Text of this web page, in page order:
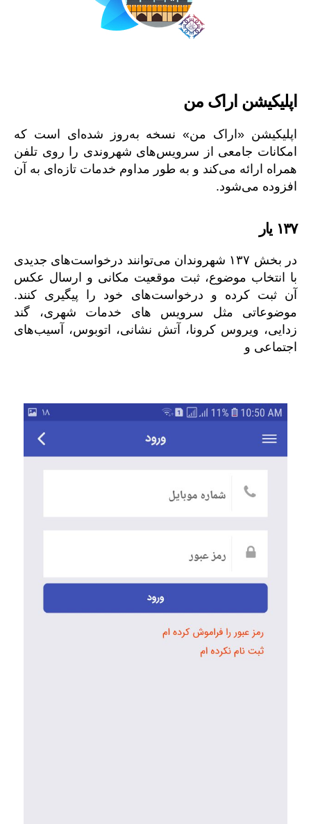
اپلیکیشن اراک من
اپلیکیشن «اراک من» نسخه به‌روز شده‌ای است که
امکانات جامعی از سرویس‌های شهروندی را روی تلفن
همراه ارائه می‌کند و به طور مداوم خدمات تازه‌ای به آن
افزوده می‌شود.
۱۳۷ یار
در بخش ۱۳۷ شهروندان می‌توانند درخواست‌های جدیدی
با انتخاب موضوع، ثبت موقعیت مکانی و ارسال عکس
آن ثبت کرده و درخواست‌های خود را پیگیری کنند.
موضوعاتی مثل سرویس های خدمات شهری، گند
زدایی، ویروس کرونا، آتش نشانی، اتوبوس، آسیب‌های
اجتماعی و